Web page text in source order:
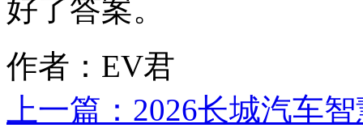
好了答案。
作者：EV君
上一篇： 2026长城汽车